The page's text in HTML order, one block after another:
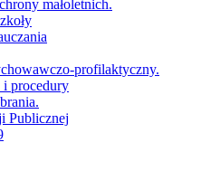
małoletnich.
profilaktyczny.
procedury
Publicznej